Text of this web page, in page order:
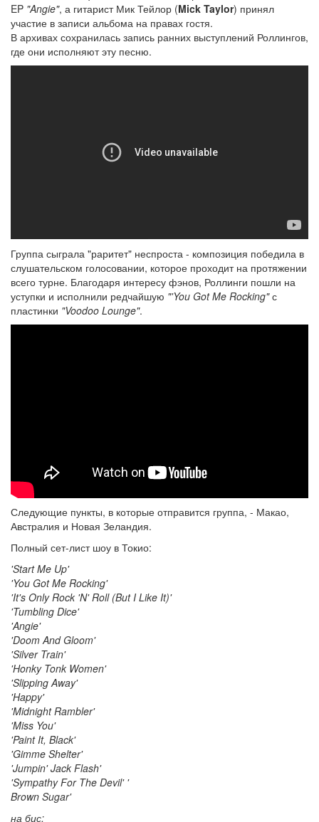
EP "Angie", а гитарист Мик Тейлор (Mick Taylor) принял
участие в записи альбома на правах гостя.
В архивах сохранилась запись ранних выступлений Роллингов,
где они исполняют эту песню.
Группа сыграла "раритет" неспроста - композиция победила в
слушательском голосовании, которое проходит на протяжении
всего турне. Благодаря интересу фэнов, Роллинги пошли на
уступки и исполнили редчайшую "'You Got Me Rocking"с
пластинки "Voodoo Lounge".
Следующие пункты, в которые отправится группа, - Макао,
Австралия и Новая Зеландия.
Полный сет-лист шоу в Токио:
'Start Me Up'
'You Got Me Rocking'
'It's Only Rock 'N' Roll (But I Like It)'
'Tumbling Dice'
'Angie'
'Doom And Gloom'
'Silver Train'
'Honky Tonk Women'
'Slipping Away'
'Happy'
'Midnight Rambler'
'Miss You'
'Paint It, Black'
'Gimme Shelter'
'Jumpin' Jack Flash'
'Sympathy For The Devil' '
Brown Sugar'
на бис: